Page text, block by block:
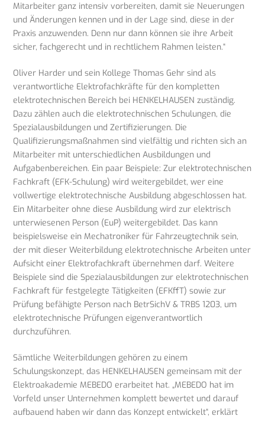
Mitarbeiter ganz intensiv vorbereiten, damit sie Neuerungen
und Änderungen kennen und in der Lage sind, diese in der
Praxis anzuwenden. Denn nur dann können sie ihre Arbeit
sicher, fachgerecht und in rechtlichem Rahmen leisten.“
Oliver Harder und sein Kollege Thomas Gehr sind als
verantwortliche Elektrofachkräfte für den kompletten
elektrotechnischen Bereich bei HENKELHAUSEN zuständig.
Dazu zählen auch die elektrotechnischen Schulungen, die
Spezialausbildungen und Zertifizierungen. Die
Qualifizierungsmaßnahmen sind vielfältig und richten sich an
Mitarbeiter mit unterschiedlichen Ausbildungen und
Aufgabenbereichen. Ein paar Beispiele: Zur elektrotechnischen
Fachkraft (EFK-Schulung) wird weitergebildet, wer eine
vollwertige elektrotechnische Ausbildung abgeschlossen hat.
Ein Mitarbeiter ohne diese Ausbildung wird zur elektrisch
unterwiesenen Person (EuP) weitergebildet. Das kann
beispielsweise ein Mechatroniker für Fahrzeugtechnik sein,
der mit dieser Weiterbildung elektrotechnische Arbeiten unter
Aufsicht einer Elektrofachkraft übernehmen darf. Weitere
Beispiele sind die Spezialausbildungen zur elektrotechnischen
Fachkraft für festgelegte Tätigkeiten (EFKffT) sowie zur
Prüfung befähigte Person nach BetrSichV & TRBS 1203, um
elektrotechnische Prüfungen eigenverantwortlich
durchzuführen.
Sämtliche Weiterbildungen gehören zu einem
Schulungskonzept, das HENKELHAUSEN gemeinsam mit der
Elektroakademie MEBEDO erarbeitet hat. „MEBEDO hat im
Vorfeld unser Unternehmen komplett bewertet und darauf
aufbauend haben wir dann das Konzept entwickelt“, erklärt